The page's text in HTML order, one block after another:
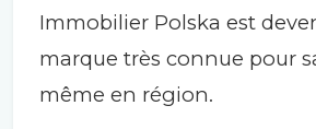
Immobilier Polska est
marque très connue pour
même en région.